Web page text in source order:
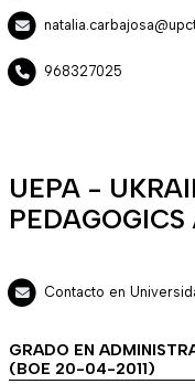
968327025
UEPA -
Contacto en
GRADO EN
(BOE 20-04-2011)